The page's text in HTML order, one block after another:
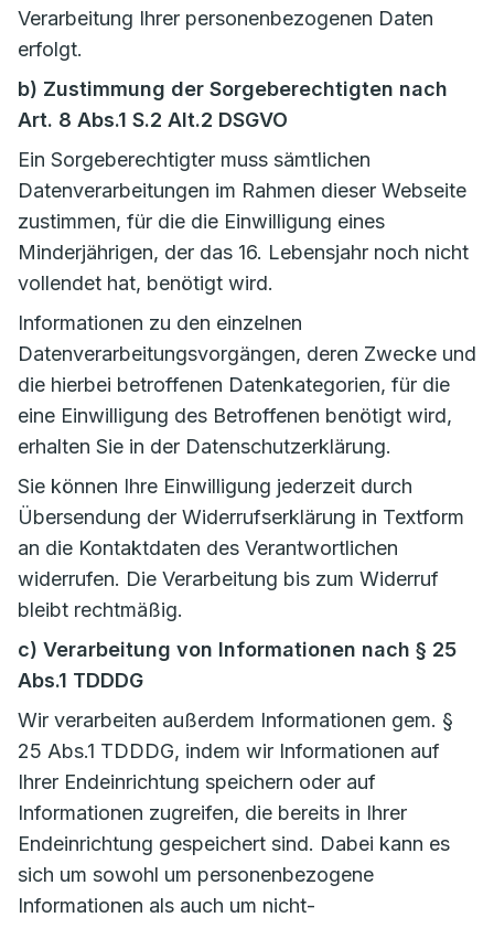
Verarbeitung Ihrer personenbezogenen Daten
erfolgt.
b) Zustimmung der Sorgeberechtigten nach
Art. 8 Abs.1 S.2 Alt.2 DSGVO
Ein Sorgeberechtigter muss sämtlichen
Datenverarbeitungen im Rahmen dieser Webseite
zustimmen, für die die Einwilligung eines
Minderjährigen, der das 16. Lebensjahr noch nicht
vollendet hat, benötigt wird.
Informationen zu den einzelnen
Datenverarbeitungsvorgängen, deren Zwecke und
die hierbei betroffenen Datenkategorien, für die
eine Einwilligung des Betroffenen benötigt wird,
erhalten Sie in der Datenschutzerklärung.
Sie können Ihre Einwilligung jederzeit durch
Übersendung der Widerrufserklärung in Textform
an die Kontaktdaten des Verantwortlichen
widerrufen. Die Verarbeitung bis zum Widerruf
bleibt rechtmäßig.
c) Verarbeitung von Informationen nach § 25
Abs.1 TDDDG
Wir verarbeiten außerdem Informationen gem. §
25 Abs.1 TDDDG, indem wir Informationen auf
Ihrer Endeinrichtung speichern oder auf
Informationen zugreifen, die bereits in Ihrer
Endeinrichtung gespeichert sind. Dabei kann es
sich um sowohl um personenbezogene
Informationen als auch um nicht-